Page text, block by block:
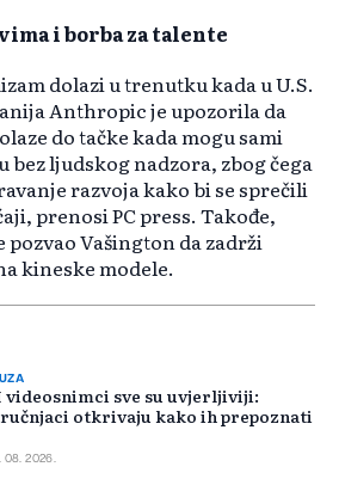
i borba za talente
dolazi u trenutku kada u U.S.
Anthropic je upozorila da
do tačke kada mogu sami
bez ljudskog nadzora, zbog čega
razvoja kako bi se sprečili
prenosi PC press. Takođe,
Vašington da zadrži
kineske modele.
videosnimci sve su uvjerljiviji:
otkrivaju kako ih prepoznati
08. 2026.